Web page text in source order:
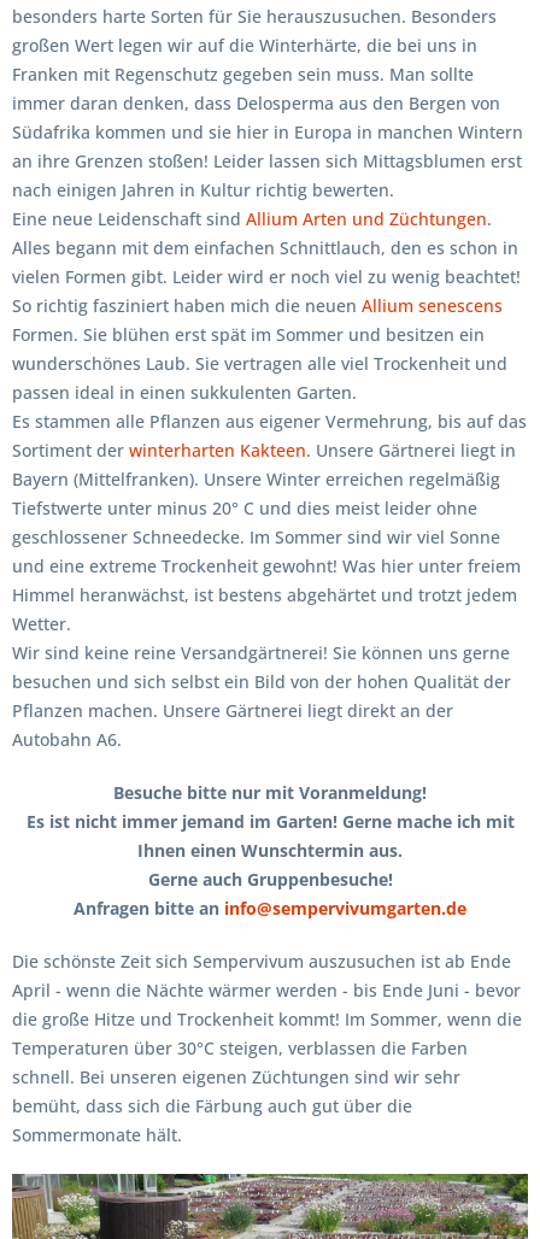
besonders harte Sorten für Sie herauszusuchen. Besonders
großen Wert legen wir auf die Winterhärte, die bei uns in
Franken mit Regenschutz gegeben sein muss. Man sollte
immer daran denken, dass Delosperma aus den Bergen von
Südafrika kommen und sie hier in Europa in manchen Wintern
an ihre Grenzen stoßen! Leider lassen sich Mittagsblumen erst
nach einigen Jahren in Kultur richtig bewerten.
Eine neue Leidenschaft sind Allium Arten und Züchtungen.
Alles begann mit dem einfachen Schnittlauch, den es schon in
vielen Formen gibt. Leider wird er noch viel zu wenig beachtet!
So richtig fasziniert haben mich die neuen Allium senescens
Formen. Sie blühen erst spät im Sommer und besitzen ein
wunderschönes Laub. Sie vertragen alle viel Trockenheit und
passen ideal in einen sukkulenten Garten.
Es stammen alle Pflanzen aus eigener Vermehrung, bis auf das
Sortiment der winterharten Kakteen. Unsere Gärtnerei liegt in
Bayern (Mittelfranken). Unsere Winter erreichen regelmäßig
Tiefstwerte unter minus 20° C und dies meist leider ohne
geschlossener Schneedecke. Im Sommer sind wir viel Sonne
und eine extreme Trockenheit gewohnt! Was hier unter freiem
Himmel heranwächst, ist bestens abgehärtet und trotzt jedem
Wetter.
Wir sind keine reine Versandgärtnerei! Sie können uns gerne
besuchen und sich selbst ein Bild von der hohen Qualität der
Pflanzen machen. Unsere Gärtnerei liegt direkt an der
Autobahn A6.
Besuche bitte nur mit Voranmeldung!
Es ist nicht immer jemand im Garten! Gerne mache ich mit
Ihnen einen Wunschtermin aus.
Gerne auch Gruppenbesuche!
Anfragen bitte an info@sempervivumgarten.de
Die schönste Zeit sich Sempervivum auszusuchen ist ab Ende
April - wenn die Nächte wärmer werden - bis Ende Juni - bevor
die große Hitze und Trockenheit kommt! Im Sommer, wenn die
Temperaturen über 30°C steigen, verblassen die Farben
schnell. Bei unseren eigenen Züchtungen sind wir sehr
bemüht, dass sich die Färbung auch gut über die
Sommermonate hält.